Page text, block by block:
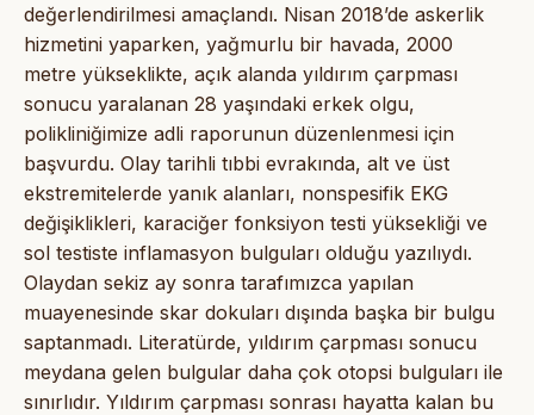
değerlendirilmesi amaçlandı. Nisan 2018’de askerlik
hizmetini yaparken, yağmurlu bir havada, 2000
metre yükseklikte, açık alanda yıldırım çarpması
sonucu yaralanan 28 yaşındaki erkek olgu,
polikliniğimize adli raporunun düzenlenmesi için
başvurdu. Olay tarihli tıbbi evrakında, alt ve üst
ekstremitelerde yanık alanları, nonspesifik EKG
değişiklikleri, karaciğer fonksiyon testi yüksekliği ve
sol testiste inflamasyon bulguları olduğu yazılıydı.
Olaydan sekiz ay sonra tarafımızca yapılan
muayenesinde skar dokuları dışında başka bir bulgu
saptanmadı. Literatürde, yıldırım çarpması sonucu
meydana gelen bulgular daha çok otopsi bulguları ile
sınırlıdır. Yıldırım çarpması sonrası hayatta kalan bu